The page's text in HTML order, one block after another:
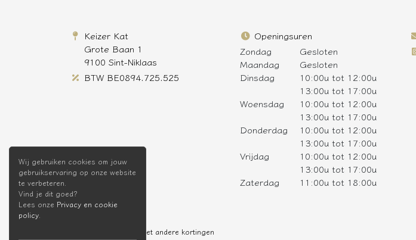
Keizer Kat
Grote Baan 1
9100 Sint-Niklaas
BTW BE0894.725.525
Openingsuren
Zondag
Gesloten
Maandag
Gesloten
Dinsdag
10:00u tot 12:00u
13:00u tot 17:00u
Woensdag
10:00u tot 12:00u
13:00u tot 17:00u
Donderdag
10:00u tot 12:00u
13:00u tot 17:00u
Vrijdag
10:00u tot 12:00u
13:00u tot 17:00u
Zaterdag
11:00u tot 18:00u
* Niet cumuleerbaar met andere kortingen
Wij gebruiken cookies om jouw
gebruikservaring op onze website
te verbeteren.
Vind je dit goed?
Lees onze Privacy en cookie
policy.